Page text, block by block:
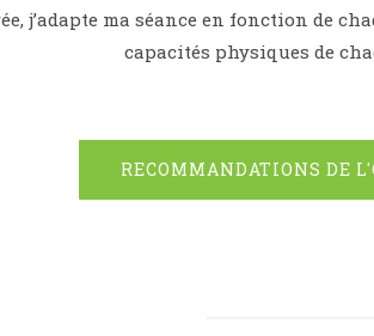
j’adapte ma séance en fonction de
capacités physiques de
RECOMMANDATIONS DE